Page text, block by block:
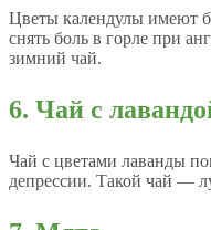
Цветы календулы имеют
снять боль в горле при
зимний чай.
6. Чай с
Чай с цветами лаванды
депрессии. Такой чай —